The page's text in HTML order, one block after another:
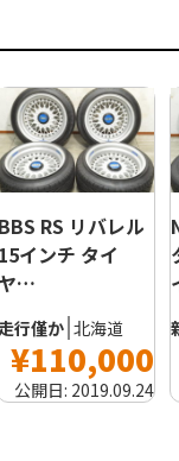
BBS RS リバレル
15インチ タイ
ヤ…
行僅か 北海道
¥110,000
公開日: 2019.09.24